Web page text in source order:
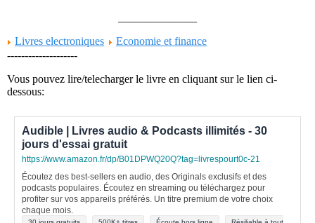
Livres electroniques
Economie et finance
--------------------
Vous pouvez lire/telecharger le livre en cliquant sur le lien ci-
dessous:
Audible | Livres audio & Podcasts illimités - 30
jours d'essai gratuit
https://www.amazon.fr/dp/B01DPWQ20Q?tag=livrespourt0c-21
Écoutez des best-sellers en audio, des Originals exclusifs et des
podcasts populaires. Écoutez en streaming ou téléchargez pour
profiter sur vos appareils préférés. Un titre premium de votre choix
chaque mois.